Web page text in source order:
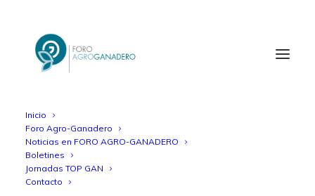
Inicio
Foro Agro-Ganadero
Noticias en FORO AGRO-GANADERO
Boletines
Jornadas TOP GAN
Contacto